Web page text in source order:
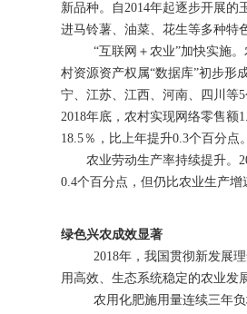
新品种。自2014年起逐步开展
进马铃薯、油菜、花生等多种特
“互联网＋农业”加快实施。农
村资源资产权属“数据库”初步形
宁、江苏、江西、河南、四川等
2018年底，农村实现网络零售额
18.5％，比上年提升0.3个百分点
农业劳动生产率持续提升。
0.4个百分点，但仍比农业生产增
绿色兴农成效显著
2018年，我国贯彻新发展理
用高效、生态系统稳定的农业发
农用化肥施用量连续三年负增